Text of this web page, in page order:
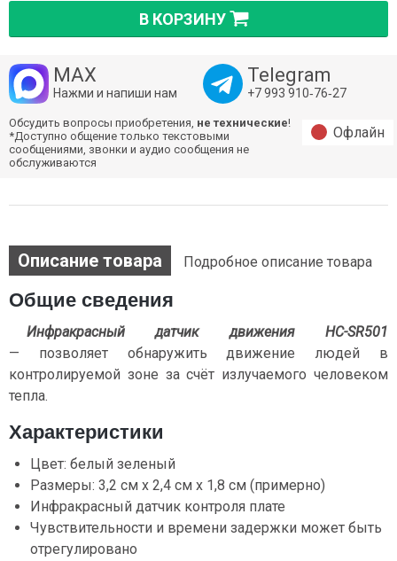
В КОРЗИНУ
MAX
Нажми и напиши нам
Telegram
+7 993 910‑76‑27
Обсудить вопросы приобретения, не технические!
*Доступно общение только текстовыми
сообщениями, звонки и аудио сообщения не
обслуживаются
Офлайн
Описание товара Подробное описание товара
Общие сведения
Инфракрасный датчик движения HC-SR501
— позволяет обнаружить движение людей в
контролируемой зоне за счёт излучаемого человеком
тепла.
Характеристики
Цвет: белый зеленый
Размеры: 3,2 см х 2,4 см х 1,8 см (примерно)
Инфракрасный датчик контроля плате
Чувствительности и времени задержки может быть
отрегулировано